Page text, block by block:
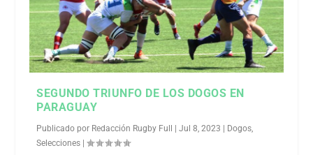
SEGUNDO TRIUNFO DE LOS DOGOS EN
PARAGUAY
Publicado por Redacción Rugby Full |Jul 8, 2023 Dogos,
Selecciones |